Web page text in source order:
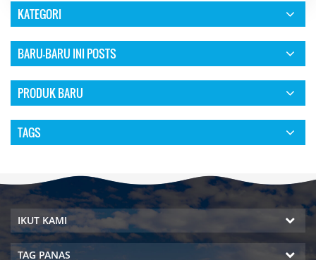
KATEGORI
BARU-BARU INI POSTS
PRODUK BARU
TAGS
IKUT KAMI
TAG PANAS